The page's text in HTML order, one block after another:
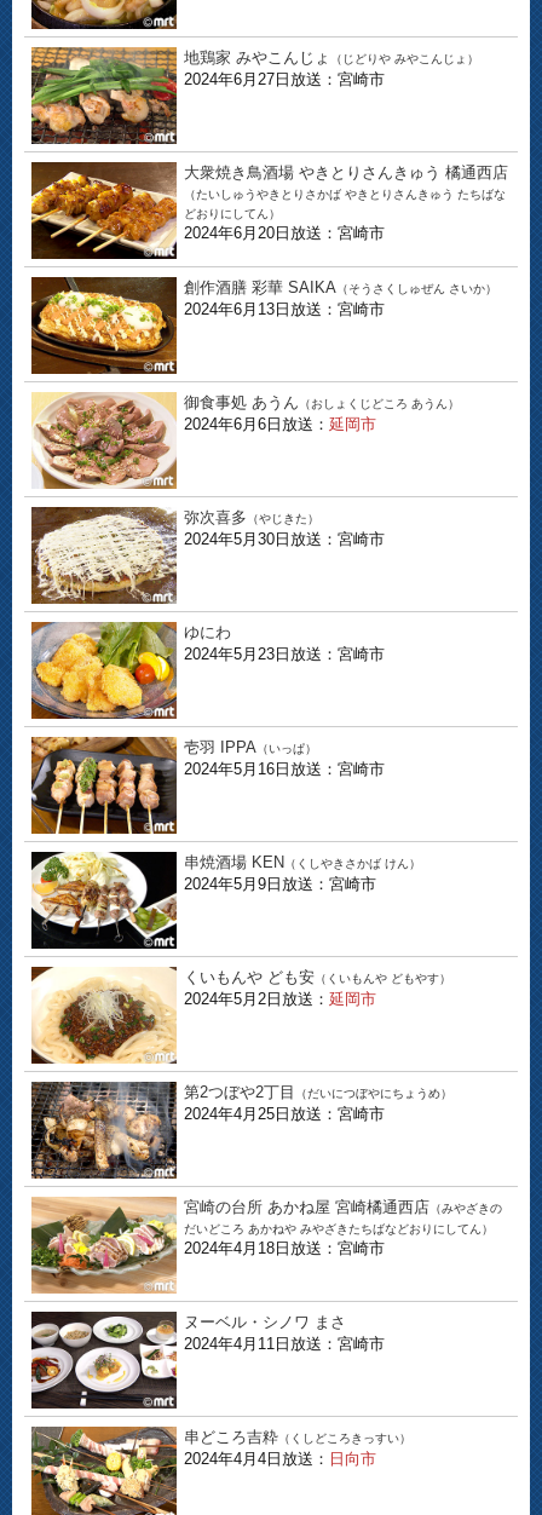
地鶏家 みやこんじょ （じどりや みやこんじょ）
2024年6月27日放送：宮崎市
大衆焼き鳥酒場 やきとりさんきゅう 橘通西店
（たいしゅうやきとりさかば やきとりさんきゅう たちばな
どおりにしてん）
2024年6月20日放送：宮崎市
創作酒膳 彩華 SAIKA （そうさくしゅぜん さいか）
2024年6月13日放送：宮崎市
御食事処 あうん （おしょくじどころ あうん）
2024年6月6日放送： 延岡市
弥次喜多 （やじきた）
2024年5月30日放送：宮崎市
ゆにわ
2024年5月23日放送：宮崎市
壱羽 IPPA （いっぱ）
2024年5月16日放送：宮崎市
串焼酒場 KEN （くしやきさかば けん）
2024年5月9日放送：宮崎市
くいもんや ども安 （くいもんや どもやす）
2024年5月2日放送： 延岡市
第2つぼや2丁目 （だいにつぼやにちょうめ）
2024年4月25日放送：宮崎市
宮崎の台所 あかね屋 宮崎橘通西店 （みやざきの
だいどころ あかねや みやざきたちばなどおりにしてん）
2024年4月18日放送：宮崎市
ヌーベル・シノワ まさ
2024年4月11日放送：宮崎市
串どころ吉粋 （くしどころきっすい）
2024年4月4日放送： 日向市